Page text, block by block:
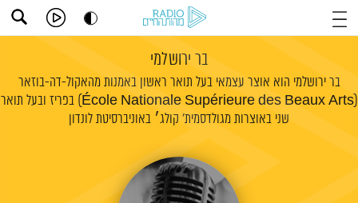
בר ירושלמי
בר ירושלמי הוא אוצר עצמאי בעל תואר ראשון באמנות מהאקול-דה-בוזאר
(École Nationale Supérieure des Beaux Arts) בפריז ובעל תואר
שני באוצרות מגולדסמית' קולג׳ באוניברסיטת לונדון